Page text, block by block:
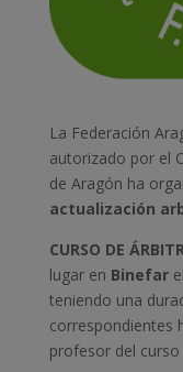
La Federación
autorizado por el
de Aragón ha
actualización
CURSO DE
lugar en Binefarel
teniendo una
correspondientes
profesor del